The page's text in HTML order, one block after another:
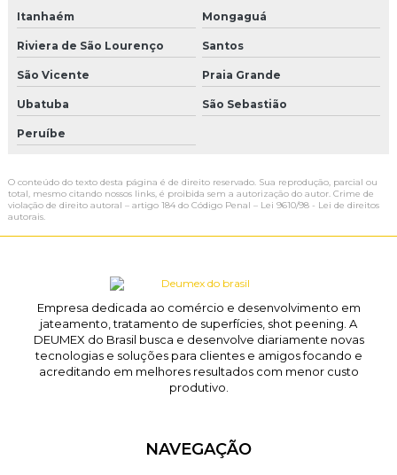
Itanhaém Mongaguá
Riviera de São Lourenço Santos
São Vicente Praia Grande
Ubatuba São Sebastião
Peruíbe
O conteúdo do texto desta página é de direito reservado. Sua reprodução, parcial ou
total, mesmo citando nossos links, é proibida sem a autorização do autor. Crime de
violação de direito autoral – artigo 184 do Código Penal – Lei 9610/98 - Lei de direitos
autorais.
Empresa dedicada ao comércio e desenvolvimento em
jateamento, tratamento de superfícies, shot peening. A
DEUMEX do Brasil busca e desenvolve diariamente novas
tecnologias e soluções para clientes e amigos focando e
acreditando em melhores resultados com menor custo
produtivo.
NAVEGAÇÃO